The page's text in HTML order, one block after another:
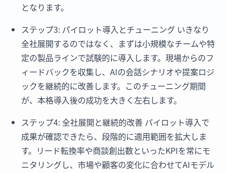
となります。
ステップ3: パイロット導入とチューニング いきなり
全社展開するのではなく、まずは小規模なチームや特
定の製品ラインで試験的に導入します。現場からのフ
ィードバックを収集し、AIの会話シナリオや提案ロジ
ックを継続的に改善します。このチューニング期間
が、本格導入後の成功を大きく左右します。
ステップ4: 全社展開と継続的改善 パイロット導入で
成果が確認できたら、段階的に適用範囲を拡大しま
す。リード転換率や商談創出数といったKPIを常にモ
ニタリングし、市場や顧客の変化に合わせてAIモデル